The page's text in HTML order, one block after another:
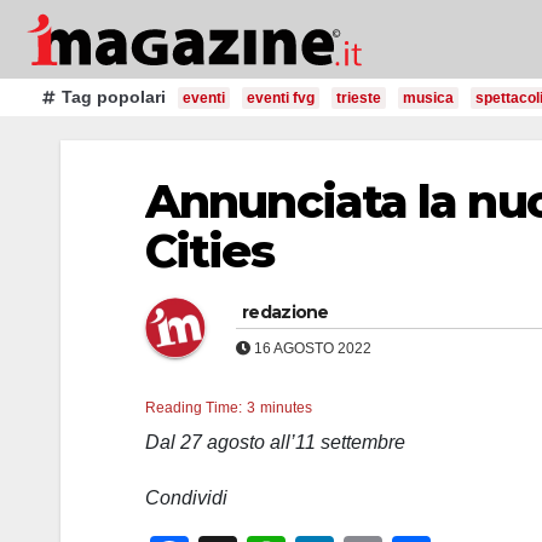
Salta
contenutoTag popolari eventi eventi fvg trieste musica spettacoli
Annunciata la
Cities
redazione
16 AGOSTO 2022
Reading Time: 3 minutes
Dal 27 agosto all’11 settembre
Condividi